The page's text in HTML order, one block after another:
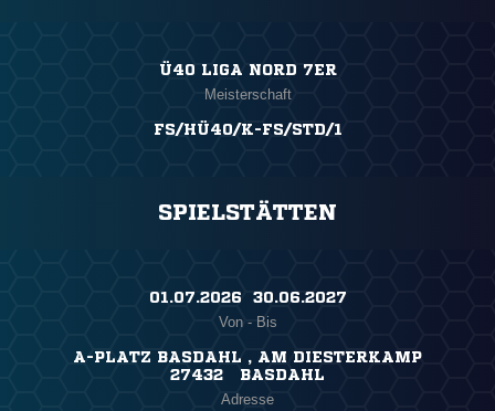
Ü40 LIGA NORD 7ER
Meisterschaft
FS/HÜ40/K-FS/STD/1
SPIELSTÄTTEN
01.07.2026 ​ 30.06.2027
Von - Bis
A-PLATZ BASDAHL , AM DIESTERKAMP
27432 BASDAHL
Adresse